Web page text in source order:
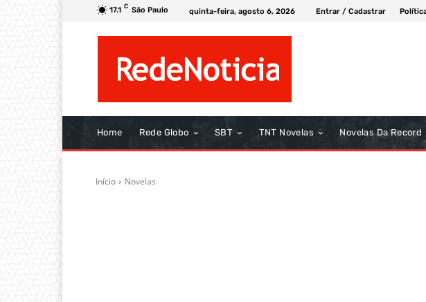
17.1 C São Paulo quinta-feira, agosto 6, 2026 Entrar / Cadastrar
Home Rede Globo SBT TNT Novelas Novelas Da Record
Início Novelas